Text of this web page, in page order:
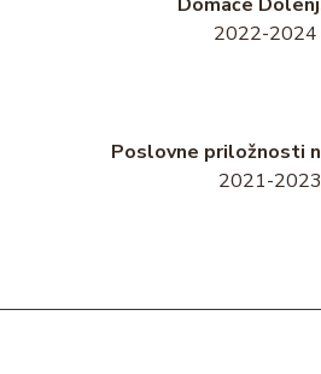
2022-2024
Poslovne priložnosti
2021-2023